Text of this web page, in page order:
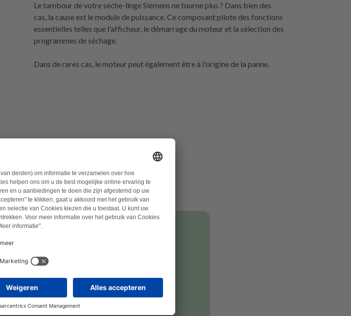
Le tambour de votre sèche-linge Siemens ne tourne plus ? Dans bien des
cas, la cause est le module de puissance. Ce composant pilote des fonctions
essentielles telles que l'afficheur, le démarrage du moteur et la sélection des
programmes de séchage.
Dans de rares cas, le moteur peut également être à l'origine de la panne.
les produits compatibles.